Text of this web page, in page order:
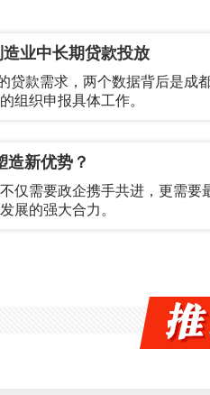
业中长期贷款投放
贷款需求，两个数据背后是成
组织申报具体工作。
造新优势？
仅需要政企携手共进，更需要
展的强大合力。